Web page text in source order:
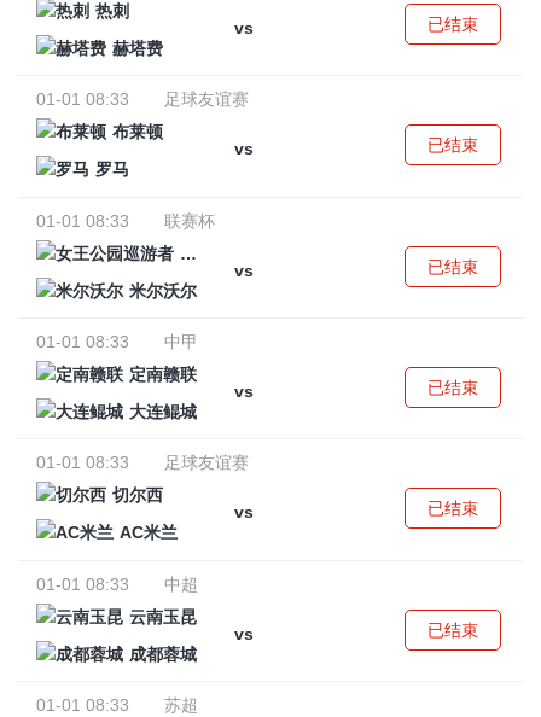
热刺
vs
赫塔费
已结束
01-01 08:33
足球友谊赛
布莱顿
vs
罗马
已结束
01-01 08:33
联赛杯
女王公园巡游者
vs
米尔沃尔
已结束
01-01 08:33
中甲
定南赣联
vs
大连鲲城
已结束
01-01 08:33
足球友谊赛
切尔西
vs
AC米兰
已结束
01-01 08:33
中超
云南玉昆
vs
成都蓉城
已结束
01-01 08:33
苏超